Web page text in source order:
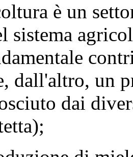
è un
sistema
dall'altro, un
dai